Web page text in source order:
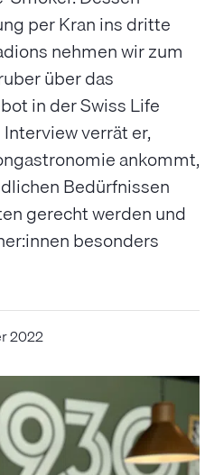
per Kran ins dritte
nehmen wir zum
über das
in der Swiss Life
verrät er,
ankommt,
Bedürfnissen
gerecht werden und
besonders
2022